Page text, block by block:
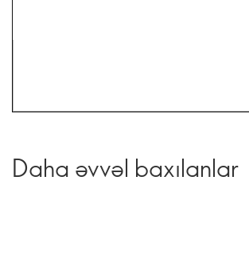
Daha əvvəl baxılanlar